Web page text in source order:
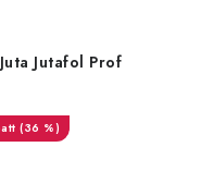
Juta Jutafol Prof
(36 %)